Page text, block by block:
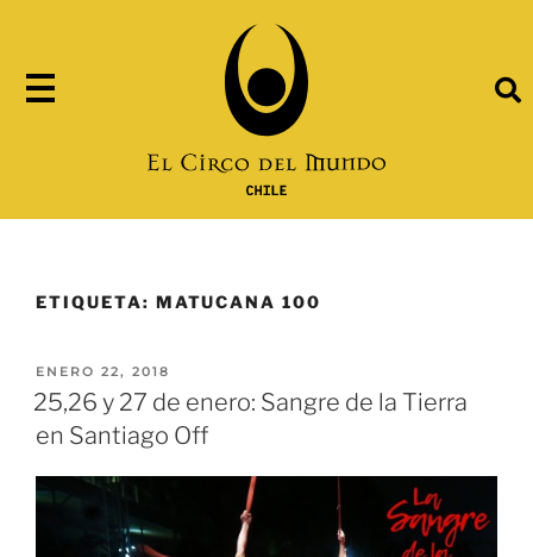
ETIQUETA: MATUCANA 100
ENERO 22, 2018
25,26 y 27 de enero: Sangre de la Tierra
en Santiago Off